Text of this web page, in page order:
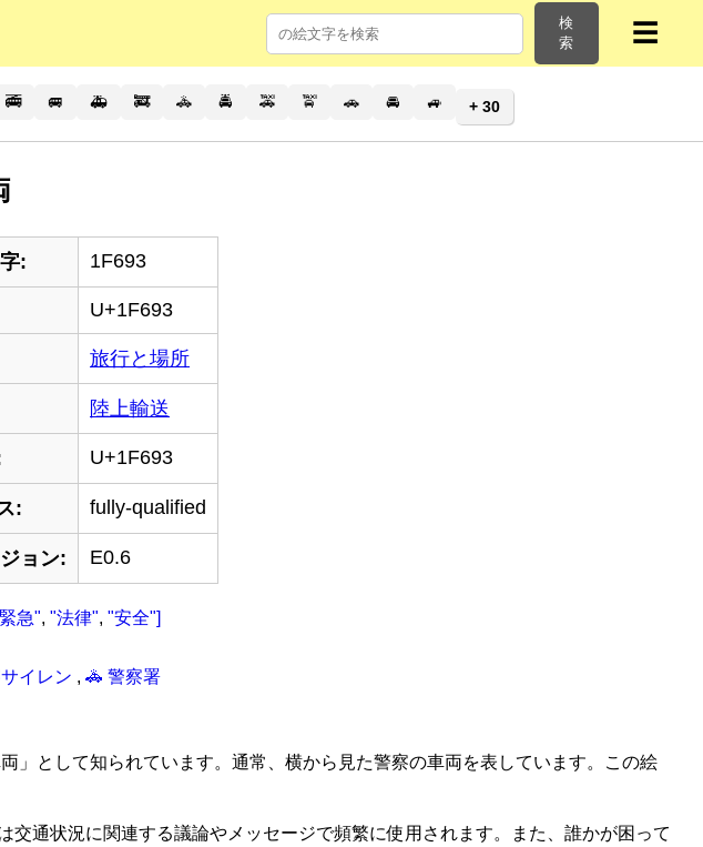
検
索
☰
🚎 🚐 🚑 🚒 🚓 🚔 🚕 🚖 🚗 🚘 🚙 + 30
: 1F693
U+1F693
旅行と場所
陸上輸送
U+1F693
: fully-qualified
ョン: E0.6
急", "法律", "安全"]
イレン , 🚓 警察署
」として知られています。通常、横から見た警察の車両を表しています。この絵
通状況に関連する議論やメッセージで頻繁に使用されます。また、誰かが困って